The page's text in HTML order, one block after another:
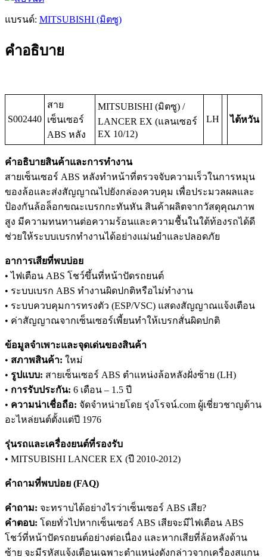
แบรนด์: MITSUBISHI (มิตซู)
คำอธิบาย
S002440
สาย
เซ็นเซอร์
ABS หลัง
MITSUBISHI (มิตซู) /
LANCER EX (แลนเซอร์
EX 10/12)
LH ไต้หวัน
คำอธิบายสินค้าและการทำงาน
สายเซ็นเซอร์ ABS หลังทำหน้าที่ตรวจจับความเร็วในการหมุน
ของล้อและส่งสัญญาณไปยังกล่องควบคุม เพื่อประมวลผลและ
ป้องกันล้อล็อกขณะเบรกกะทันหัน สินค้าผลิตจากวัสดุคุณภาพ
สูง มีความทนทานต่อความร้อนและความชื้นในใต้ท้องรถได้ดี
ช่วยให้ระบบเบรกทำงานได้อย่างแม่นยำและปลอดภัย
อาการเสียที่พบบ่อย
• ไฟเตือน ABS โชว์ขึ้นที่หน้าปัดรถยนต์
• ระบบเบรก ABS ทำงานผิดปกติหรือไม่ทำงาน
• ระบบควบคุมการทรงตัว (ESP/VSC) แสดงสัญญาณแจ้งเตือน
• ค่าสัญญาณจากเซ็นเซอร์เพี้ยนทำให้เบรกสั่นผิดปกติ
ข้อมูลจำเพาะและจุดเด่นของสินค้า
• สภาพสินค้า: ใหม่
• รูปแบบ: สายเซ็นเซอร์ ABS ตำแหน่งล้อหลังฝั่งซ้าย (LH)
• การรับประกัน: 6 เดือน – 1.5 ปี
• ความน่าเชื่อถือ: จัดจำหน่ายโดย รุ่งโรจน์.com ผู้เชี่ยวชาญด้าน
อะไหล่ยนต์ตั้งแต่ปี 1976
รุ่นรถและเครื่องยนต์ที่รองรับ
• MITSUBISHI LANCER EX (ปี 2010-2012)
คำถามที่พบบ่อย (FAQ)
คำถาม: จะทราบได้อย่างไรว่าเซ็นเซอร์ ABS เสีย?
คำตอบ: โดยทั่วไปหากเซ็นเซอร์ ABS เสียจะมีไฟเตือน ABS
โชว์ที่หน้าปัดรถยนต์อย่างต่อเนื่อง และหากเสียที่ล้อหลังด้าน
ซ้าย จะมีรหัสแจ้งเตือนเฉพาะตำแหน่งดังกล่าวจากเครื่องสแกน